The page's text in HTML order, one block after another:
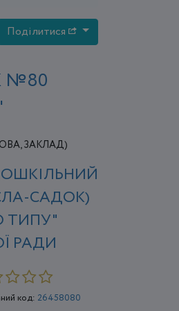
Поділитися
№80
ЗАКЛАД)
САДОК)
ТИПУ"
РАДИ
код: 26458080